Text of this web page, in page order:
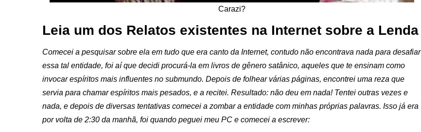
Carazi?
Leia um dos Relatos existentes na Internet sobre a Lenda
Comecei a pesquisar sobre ela em tudo que era canto da Internet, contudo não encontrava nada para desafiar
essa tal entidade, foi aí que decidi procurá-la em livros de gênero satânico, aqueles que te ensinam como
invocar espíritos mais influentes no submundo. Depois de folhear várias páginas, encontrei uma reza que
servia para chamar espíritos mais pesados, e a recitei. Resultado: não deu em nada! Tentei outras vezes e
nada, e depois de diversas tentativas comecei a zombar a entidade com minhas próprias palavras. Isso já era
por volta de 2:30 da manhã, foi quando peguei meu PC e comecei a escrever: